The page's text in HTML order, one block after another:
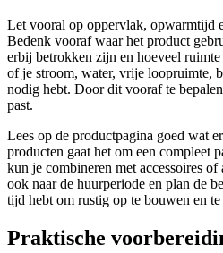
Let vooral op oppervlak, opwarmtijd
Bedenk vooraf waar het product
erbij betrokken zijn en hoeveel
of je stroom, water, vrije loopruimte,
nodig hebt. Door dit vooraf te
past.
Lees op de productpagina goed wat
producten gaat het om een compleet
kun je combineren met accessoires
ook naar de huurperiode en plan de
tijd hebt om rustig op te bouwen en te
Praktische